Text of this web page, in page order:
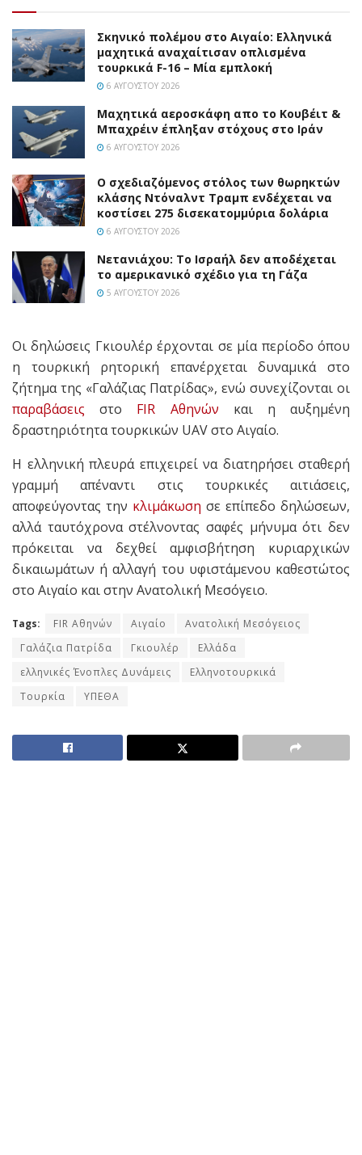
Σκηνικό πολέμου στο Αιγαίο: Ελληνικά
μαχητικά αναχαίτισαν οπλισμένα
τουρκικά F-16 – Μία εμπλοκή
6 ΑΥΓΟΎΣΤΟΥ 2026
Mαχητικά αεροσκάφη απο το Κουβέιτ &
Μπαχρέιν έπληξαν στόχους στο Ιράν
6 ΑΥΓΟΎΣΤΟΥ 2026
Ο σχεδιαζόμενος στόλος των θωρηκτών
κλάσης Ντόναλντ Τραμπ ενδέχεται να
κοστίσει 275 δισεκατομμύρια δολάρια
6 ΑΥΓΟΎΣΤΟΥ 2026
Νετανιάχου: Το Ισραήλ δεν αποδέχεται
το αμερικανικό σχέδιο για τη Γάζα
5 ΑΥΓΟΎΣΤΟΥ 2026
Οι δηλώσεις Γκιουλέρ έρχονται σε μία περίοδο όπου
η τουρκική ρητορική επανέρχεται δυναμικά στο
ζήτημα της «Γαλάζιας Πατρίδας», ενώ συνεχίζονται οι
παραβάσεις στο FIR Αθηνών και η αυξημένη
δραστηριότητα τουρκικών UAV στο Αιγαίο.
Η ελληνική πλευρά επιχειρεί να διατηρήσει σταθερή
γραμμή απέναντι στις τουρκικές αιτιάσεις,
αποφεύγοντας την κλιμάκωση σε επίπεδο δηλώσεων,
αλλά ταυτόχρονα στέλνοντας σαφές μήνυμα ότι δεν
πρόκειται να δεχθεί αμφισβήτηση κυριαρχικών
δικαιωμάτων ή αλλαγή του υφιστάμενου καθεστώτος
στο Αιγαίο και στην Ανατολική Μεσόγειο.
Tags: FIR Αθηνών Αιγαίο
Ανατολική Μεσόγειος
Γαλάζια Πατρίδα
Γκιουλέρ
Ελλάδα
ελληνικές Ένοπλες Δυνάμεις
Ελληνοτουρκικά
Τουρκία
ΥΠΕΘΑ